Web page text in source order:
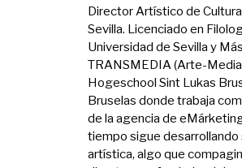
Director Artístico de
Sevilla. Licenciado en
Universidad de Sevilla y
TRANSMEDIA (Arte-
Hogeschool Sint Lukas
Bruselas donde trabaja
de la agencia de
tiempo sigue desarrollando
artística, algo que